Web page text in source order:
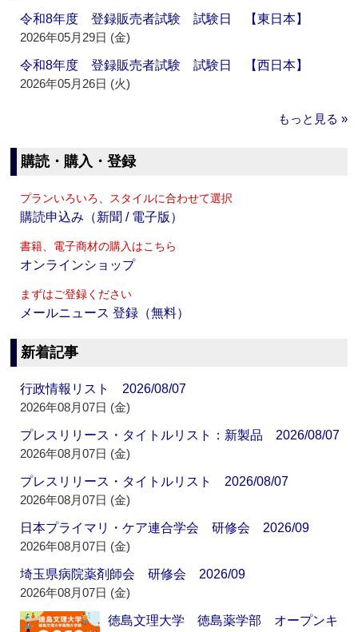
令和8年度 登録販売者試験 試験日 【東日本】
2026年05月29日 (金)
令和8年度 登録販売者試験 試験日 【西日本】
2026年05月26日 (火)
もっと見る »
購読・購入・登録
プランいろいろ、スタイルに合わせて選択
購読申込み（新聞 / 電子版）
書籍、電子商材の購入はこちら
オンラインショップ
まずはご登録ください
メールニュース 登録（無料）
新着記事
行政情報リスト 2026/08/07
2026年08月07日 (金)
プレスリリース・タイトルリスト：新製品 2026/08/07
2026年08月07日 (金)
プレスリリース・タイトルリスト 2026/08/07
2026年08月07日 (金)
日本プライマリ・ケア連合学会 研修会 2026/09
2026年08月07日 (金)
埼玉県病院薬剤師会 研修会 2026/09
2026年08月07日 (金)
徳島文理大学 徳島薬学部 オープンキ